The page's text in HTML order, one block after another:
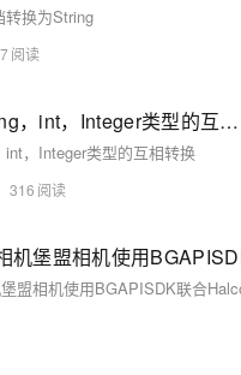
转换为String
Java基础String，int，Integer类型的互相转换
，Integer类型的互相转换
316